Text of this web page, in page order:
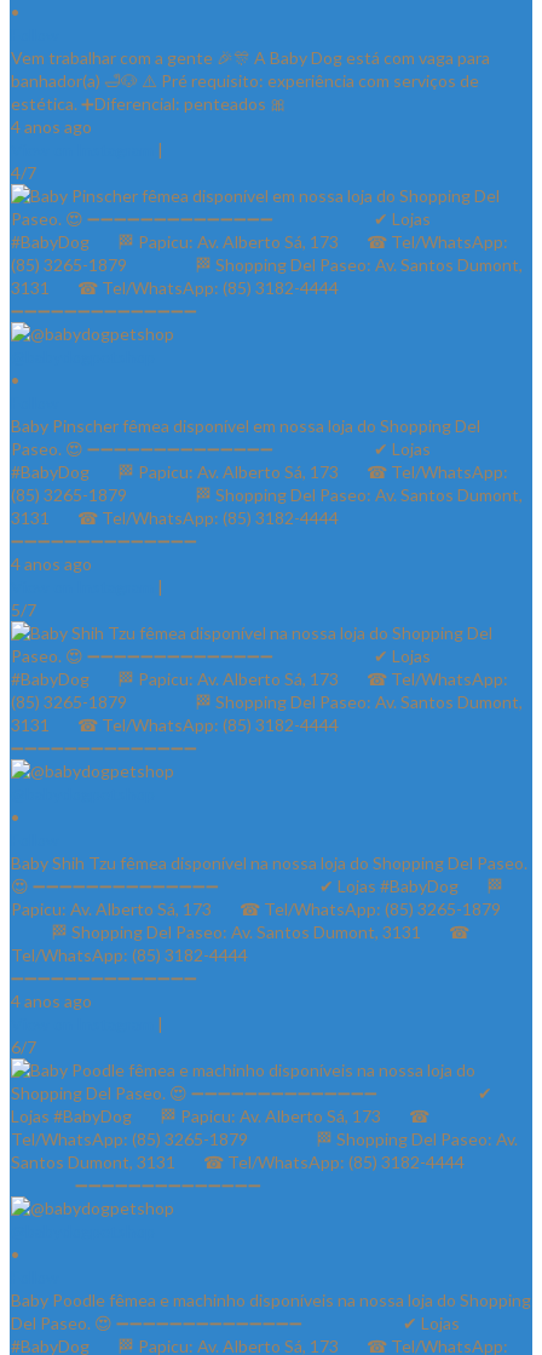
•
Vem trabalhar com a gente 🎉🎊 A Baby Dog está com vaga para
banhador(a) 🛁🐶 ⚠️ Pré requisito: experiência com serviços de
estética. ➕Diferencial: penteados 🎀
4 anos ago
|
4/7
•
Baby Pinscher fêmea disponível em nossa loja do Shopping Del
Paseo. 😍 ➖➖➖➖➖➖➖➖➖➖➖➖➖➖ ⠀⠀⠀⠀⠀⠀⠀⠀✔ Lojas
#BabyDog⠀⠀ 🏁 Papicu: Av. Alberto Sá, 173⠀⠀ ☎ Tel/WhatsApp:
(85) 3265-1879⠀⠀ ⠀⠀⠀ 🏁 Shopping Del Paseo: Av. Santos Dumont,
3131⠀⠀ ☎ Tel/WhatsApp: (85) 3182-4444⠀⠀⠀⠀ ⠀⠀⠀⠀⠀
➖➖➖➖➖➖➖➖➖➖➖➖➖➖
4 anos ago
|
5/7
•
Baby Shih Tzu fêmea disponível na nossa loja do Shopping Del Paseo.
😍 ➖➖➖➖➖➖➖➖➖➖➖➖➖➖ ⠀⠀⠀⠀⠀⠀⠀⠀✔ Lojas #BabyDog⠀⠀ 🏁
Papicu: Av. Alberto Sá, 173⠀⠀ ☎ Tel/WhatsApp: (85) 3265-1879⠀⠀
⠀⠀⠀ 🏁 Shopping Del Paseo: Av. Santos Dumont, 3131⠀⠀ ☎
Tel/WhatsApp: (85) 3182-4444⠀⠀⠀⠀ ⠀⠀⠀⠀⠀
➖➖➖➖➖➖➖➖➖➖➖➖➖➖
4 anos ago
|
6/7
•
Baby Poodle fêmea e machinho disponíveis na nossa loja do Shopping
Del Paseo. 😍 ➖➖➖➖➖➖➖➖➖➖➖➖➖➖ ⠀⠀⠀⠀⠀⠀⠀⠀✔ Lojas
#BabyDog⠀⠀ 🏁 Papicu: Av. Alberto Sá, 173⠀⠀ ☎ Tel/WhatsApp: